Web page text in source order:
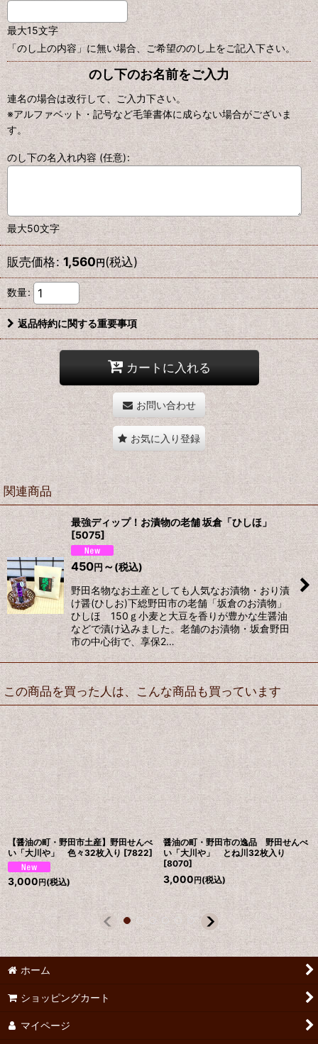
最大15文字
「のし上の内容」に無い場合、ご希望ののし上をご記入下さい。
のし下のお名前をご入力
連名の場合は改行して、ご入力下さい。
※アルファベット・記号など毛筆書体に成らない場合がございま
す。
のし下の名入れ内容(任意):
最大50文字
販売価格: 1,560円(税込)
数量:
返品特約に関する重要事項
カートに入れる
お問い合わせ
お気に入り登録
関連商品
最強ディップ！お漬物の老舗 坂倉「ひしほ」
[5075]
450円 ～(税込)
野田名物なお土産としても人気なお漬物・おり漬
け醤(ひしお)下総野田市の老舗「坂倉のお漬物」
ひしほ 150ｇ小麦と大豆を香りが豊かな生醤油
などで漬け込みました。老舗のお漬物・坂倉野田
市の中心街で、享保2…
この商品を買った人は、こんな商品も買っています
【醤油の町・野田市土産】野田せんべ
い「大川や」 色々32枚入り [7822]
3,000 円 (税込)
醤油の町・野田市の逸品 野田せんべ
い「大川や」 とね川32枚入り
[8070]
3,000 円(税込)
ホーム
ショッピングカート
マイページ